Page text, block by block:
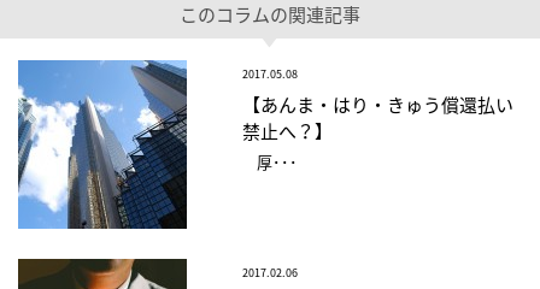
このコラムの関連記事
2017.05.08
【あんま・はり・きゅう償還払い
禁止へ？】
厚･･･
2017.02.06